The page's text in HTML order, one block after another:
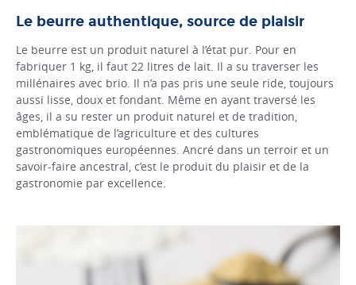
Le beurre authentique, source de plaisir
Le beurre est un produit naturel à l’état pur. Pour en
fabriquer 1 kg, il faut 22 litres de lait. Il a su traverser les
millénaires avec brio. Il n’a pas pris une seule ride, toujours
aussi lisse, doux et fondant. Même en ayant traversé les
âges, il a su rester un produit naturel et de tradition,
emblématique de l’agriculture et des cultures
gastronomiques européennes. Ancré dans un terroir et un
savoir-faire ancestral, c’est le produit du plaisir et de la
gastronomie par excellence.